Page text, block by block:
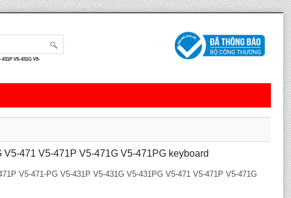
V5-431G V5-
471 V5-471P V5-471G V5-471PG keyboard
V5-471-PG V5-431P V5-431G V5-431PG V5-471 V5-471P V5-471G